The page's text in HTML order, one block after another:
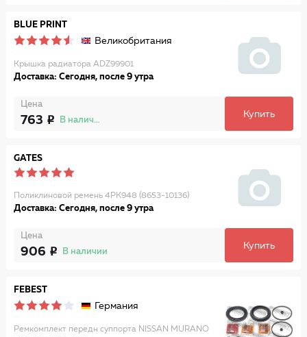
BLUE PRINT
Великобритания
Крышка радиатора ADZ99901
Доставка: Сегодня, после 9 утра
Цена
763 В наличии
Купить
GATES
Поликлиновой ремень 4PK948 (8653-10136)
Доставка: Сегодня, после 9 утра
Цена
906 В наличии
Купить
FEBEST
Германия
Ремкомплект передн суппорта NISSAN MURANO